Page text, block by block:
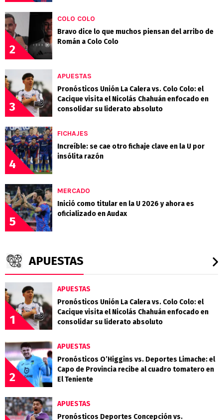
2
COLO COLO
Bravo dice lo que muchos piensan del arribo de
Román a Colo Colo
3
APUESTAS
Pronósticos Unión La Calera vs. Colo Colo: el
Cacique visita el Nicolás Chahuán enfocado en
consolidar su liderato absoluto
4
FICHAJES
Increíble: se cae otro fichaje clave en la U por
insólita razón
5
MERCADO
Inició como titular en la U 2026 y ahora es
oficializado en Audax
APUESTAS
1
APUESTAS
Pronósticos Unión La Calera vs. Colo Colo: el
Cacique visita el Nicolás Chahuán enfocado en
consolidar su liderato absoluto
2
APUESTAS
Pronósticos O’Higgins vs. Deportes Limache: el
Capo de Provincia recibe al cuadro tomatero en
El Teniente
APUESTAS
Pronósticos Deportes Concepción vs.